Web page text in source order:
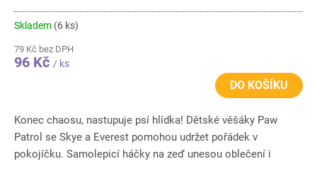
Skladem (6 ks)
79 Kč bez DPH
96 Kč / ks
DO KOŠÍKU
Konec chaosu, nastupuje psí hlídka! Dětské věšáky Paw
Patrol se Skye a Everest pomohou udržet pořádek v
pokojíčku. Samolepicí háčky na zeď unesou oblečení i